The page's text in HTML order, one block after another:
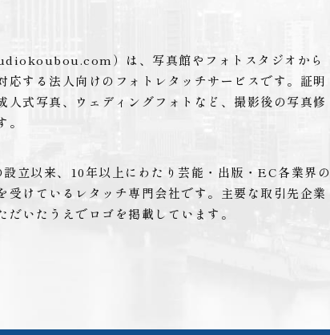
）は、写真館やフォトスタジオから
応する法人向けのフォトレタッチサービスです。証明
人式写真、ウェディングフォトなど、撮影後の写真修
立以来、10年以上にわたり芸能・出版・EC各業界の
受けているレタッチ専門会社です。主要な取引先企業
だいたうえでロゴを掲載しています。